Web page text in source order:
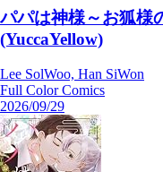
パパは神様～お狐様
(YuccaYellow)
Lee SolWoo, Han SiWon
Full Color Comics
2026/09/29